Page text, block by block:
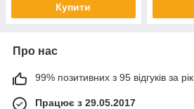
Купити
Про нас
99% позитивних з 95 відгуків за рік
Працює з 29.05.2017